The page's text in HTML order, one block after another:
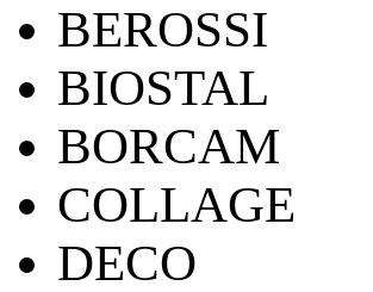
BEROSSI
BIOSTAL
BORCAM
COLLAGE
DECO